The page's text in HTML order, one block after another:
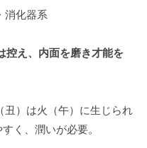
消化器系
控え、内面を磨き才能を
丑）は火（午）に生じられ
く、潤いが必要。